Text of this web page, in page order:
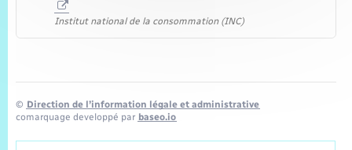
Institut national de la consommation (INC)
© Direction de l’information légale et administrative
comarquage developpé par baseo.io